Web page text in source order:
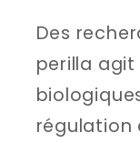
Des
perilla agit
régulation